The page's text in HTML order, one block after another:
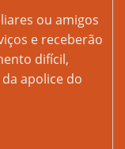
ou amigos
e receberão
difícil,
apolice do